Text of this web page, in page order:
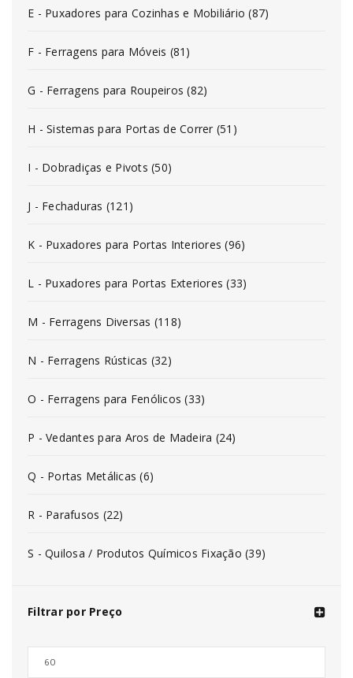
E - Puxadores para Cozinhas e Mobiliário (87)
F - Ferragens para Móveis (81)
G - Ferragens para Roupeiros (82)
H - Sistemas para Portas de Correr (51)
I - Dobradiças e Pivots (50)
J - Fechaduras (121)
K - Puxadores para Portas Interiores (96)
L - Puxadores para Portas Exteriores (33)
M - Ferragens Diversas (118)
N - Ferragens Rústicas (32)
O - Ferragens para Fenólicos (33)
P - Vedantes para Aros de Madeira (24)
Q - Portas Metálicas (6)
R - Parafusos (22)
S - Quilosa / Produtos Químicos Fixação (39)
Filtrar por Preço